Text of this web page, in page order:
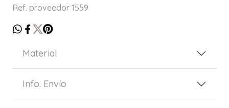
Ref. proveedor 1559
Material
Info. Envío